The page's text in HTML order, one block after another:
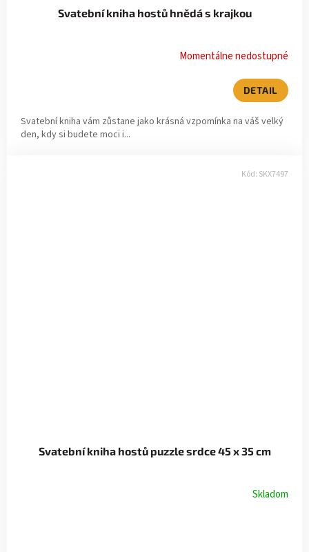
Svatební kniha hostů hnědá s krajkou
Momentálne nedostupné
DETAIL
Svatební kniha vám zůstane jako krásná vzpomínka na váš velký
den, kdy si budete moci i...
Svatební kniha hostů puzzle srdce 45 x 35 cm
Skladom
Kód: SKX7497